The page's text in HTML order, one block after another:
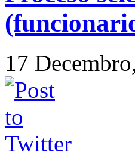
17